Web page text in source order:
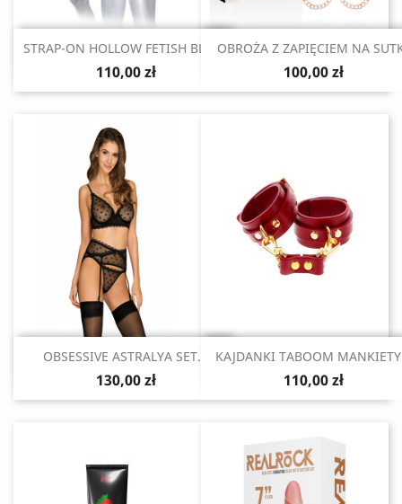
Szybki podgląd
STRAP-ON HOLLOW FETISH BLACK
110,00 zł
Szybki podgląd
OBROŻA Z ZAPIĘCIEM NA
100,00 zł
Szybki podgląd
OBSESSIVE ASTRALYA SET...
130,00 zł
Szybki podgląd
KAJDANKI TABOOM
110,00 zł